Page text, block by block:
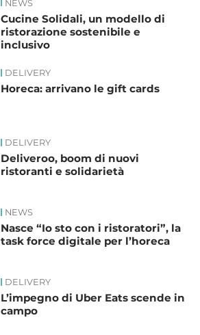
NEWS
Cucine Solidali, un modello di
ristorazione sostenibile e
inclusivo
DELIVERY
Horeca: arrivano le gift cards
DELIVERY
Deliveroo, boom di nuovi
ristoranti e solidarietà
NEWS
Nasce “Io sto con i ristoratori”, la
task force digitale per l’horeca
DELIVERY
L’impegno di Uber Eats scende in
campo